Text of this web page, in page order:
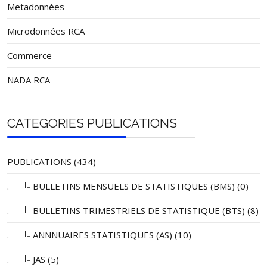
Metadonnées
Microdonnées RCA
Commerce
NADA RCA
CATEGORIES PUBLICATIONS
PUBLICATIONS (434)
. |_ BULLETINS MENSUELS DE STATISTIQUES (BMS) (0)
. |_ BULLETINS TRIMESTRIELS DE STATISTIQUE (BTS) (8)
. |_ ANNNUAIRES STATISTIQUES (AS) (10)
. |_ JAS (5)